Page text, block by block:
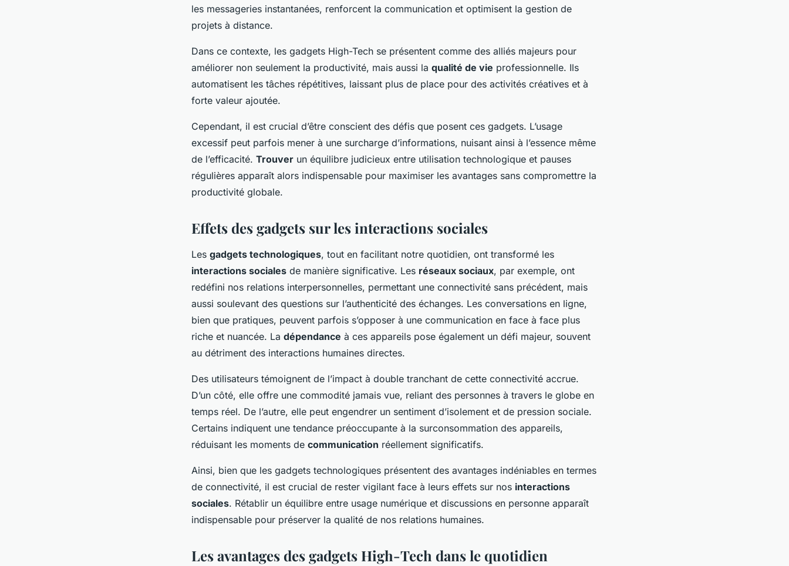
les messageries instantanées, renforcent la communication et optimisent la gestion de
projets à distance.
Dans ce contexte, les gadgets High-Tech se présentent comme des alliés majeurs pour
améliorer non seulement la productivité, mais aussi la qualité de vie professionnelle. Ils
automatisent les tâches répétitives, laissant plus de place pour des activités créatives et à
forte valeur ajoutée.
Cependant, il est crucial d’être conscient des défis que posent ces gadgets. L’usage
excessif peut parfois mener à une surcharge d’informations, nuisant ainsi à l’essence même
de l’efficacité. Trouver un équilibre judicieux entre utilisation technologique et pauses
régulières apparaît alors indispensable pour maximiser les avantages sans compromettre la
productivité globale.
Effets des gadgets sur les interactions sociales
Les gadgets technologiques, tout en facilitant notre quotidien, ont transformé les
interactions sociales de manière significative. Les réseaux sociaux, par exemple, ont
redéfini nos relations interpersonnelles, permettant une connectivité sans précédent, mais
aussi soulevant des questions sur l’authenticité des échanges. Les conversations en ligne,
bien que pratiques, peuvent parfois s’opposer à une communication en face à face plus
riche et nuancée. La dépendance à ces appareils pose également un défi majeur, souvent
au détriment des interactions humaines directes.
Des utilisateurs témoignent de l’impact à double tranchant de cette connectivité accrue.
D’un côté, elle offre une commodité jamais vue, reliant des personnes à travers le globe en
temps réel. De l’autre, elle peut engendrer un sentiment d’isolement et de pression sociale.
Certains indiquent une tendance préoccupante à la surconsommation des appareils,
réduisant les moments de communication réellement significatifs.
Ainsi, bien que les gadgets technologiques présentent des avantages indéniables en termes
de connectivité, il est crucial de rester vigilant face à leurs effets sur nos interactions
sociales. Rétablir un équilibre entre usage numérique et discussions en personne apparaît
indispensable pour préserver la qualité de nos relations humaines.
Les avantages des gadgets High-Tech dans le quotidien